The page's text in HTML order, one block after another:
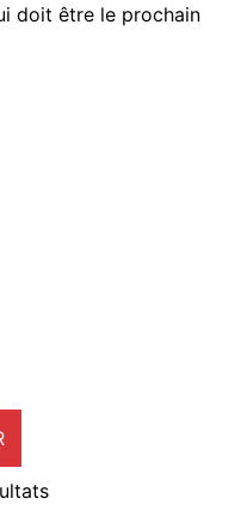
doit être le prochain